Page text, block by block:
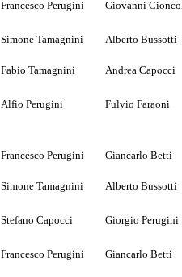
Francesco Perugini Giovanni
Simone Tamagnini Alberto Bussotti
Fabio Tamagnini Andrea Capocci
Alfio Perugini Fulvio Faraoni
Francesco Perugini Giancarlo Betti
Simone Tamagnini Alberto Bussotti
Stefano Capocci Giorgio Perugini
Francesco Perugini Giancarlo Betti